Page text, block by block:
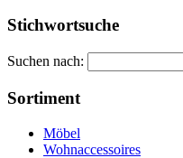
Stichwortsuche
Suchen nach:
Sortiment
Möbel
Wohnaccessoires